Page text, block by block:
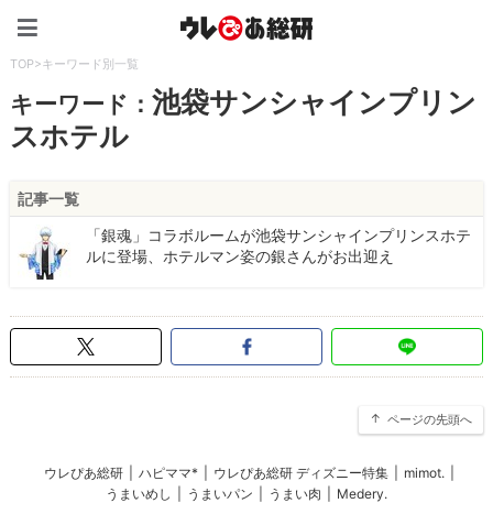
TOP>キーワード別一覧
キーワード：池袋サンシャインプリン
スホテル
記事一覧
「銀魂」コラボルームが池袋サンシャインプリンスホテ
ルに登場、ホテルマン姿の銀さんがお出迎え
ページの先頭へ
ウレぴあ総研 ハピママ* ウレぴあ総研 ディズニー特集 mimot.
うまいめし
うまいパン うまい肉 Medery.